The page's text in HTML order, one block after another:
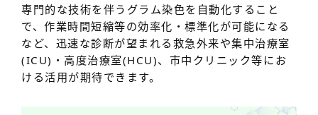
専門的な技術を伴うグラム染色を自動化すること
で、作業時間短縮等の効率化・標準化が可能になる
など、迅速な診断が望まれる救急外来や集中治療室
(ICU)・高度治療室(HCU)、市中クリニック等にお
ける活用が期待できます。